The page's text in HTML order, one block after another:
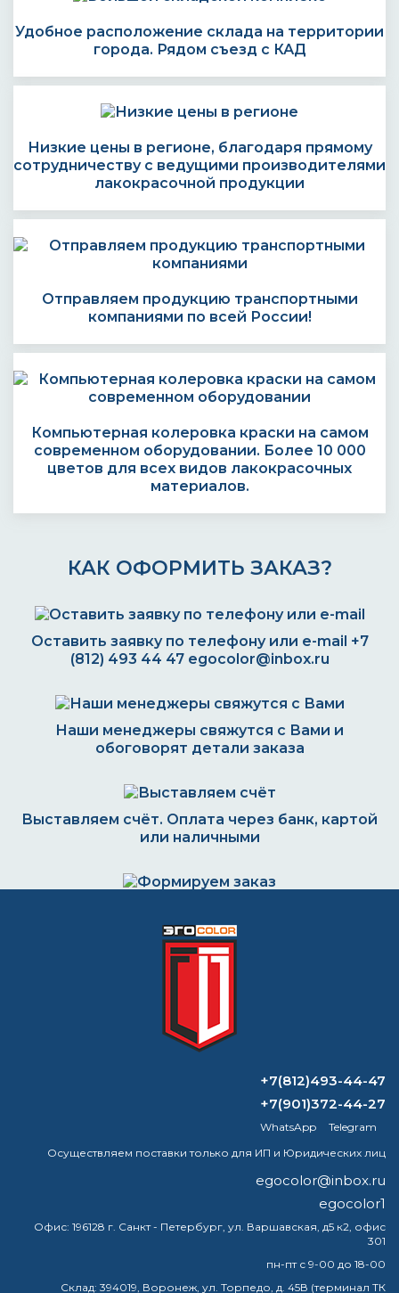
Удобное расположение склада на территории
города. Рядом съезд с КАД
Низкие цены в регионе, благодаря прямому
сотрудничеству с ведущими производителями
лакокрасочной продукции
Отправляем продукцию транспортными
компаниями по всей России!
Компьютерная колеровка краски на самом
современном оборудовании. Более 10 000
цветов для всех видов лакокрасочных
материалов.
КАК ОФОРМИТЬ ЗАКАЗ?
Оставить заявку по телефону или e-mail +7
(812) 493 44 47 egocolor@inbox.ru
Наши менеджеры свяжутся с Вами и
обоговорят детали заказа
Выставляем счёт. Оплата через банк, картой
или наличными
компанией
ВОПРОС-ОТВЕТ
Можно ли наносить грунтовку на
преобразователь ржавчины?
Какая краска будет держаться на
нержавеющей стали?
Можно ли красить подъезд краской
преобразователя ржавчины?
+7(812)493-44-47
+7(901)372-44-27
WhatsApp
Telegram
Осуществляем поставки только для ИП и Юридических лиц
egocolor@inbox.ru
egocolor1
Офис: 196128 г. Санкт - Петербург, ул. Варшавская, д5 к2, офис
301
пн-пт с 9-00 до 18-00
Склад: 394019, Воронеж, ул. Торпедо, д. 45В (терминал ТК